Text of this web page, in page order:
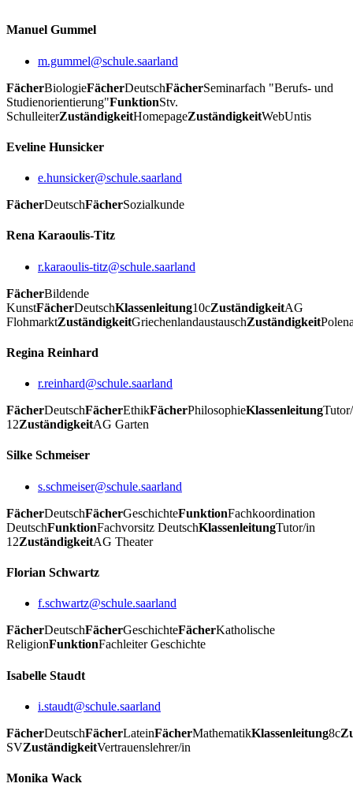
Manuel Gummel
m.gummel@schule.saarland
FächerBiologieFächerDeutschFächerSeminarfach "Berufs- und
Studienorientierung"FunktionStv.
SchulleiterZuständigkeitHomepageZuständigkeitWebUntis
Eveline Hunsicker
e.hunsicker@schule.saarland
FächerDeutschFächerSozialkunde
Rena Karaoulis-Titz
r.karaoulis-titz@schule.saarland
FächerBildende
KunstFächerDeutschKlassenleitung10cZuständigkeitAG
FlohmarktZuständigkeitGriechenlandaustauschZuständigkeit
Regina Reinhard
r.reinhard@schule.saarland
FächerDeutschFächerEthikFächerPhilosophieKlassenleitung
12ZuständigkeitAG Garten
Silke Schmeiser
s.schmeiser@schule.saarland
FächerDeutschFächerGeschichteFunktionFachkoordination
DeutschFunktionFachvorsitz DeutschKlassenleitungTutor/in
12ZuständigkeitAG Theater
Florian Schwartz
f.schwartz@schule.saarland
FächerDeutschFächerGeschichteFächerKatholische
ReligionFunktionFachleiter Geschichte
Isabelle Staudt
i.staudt@schule.saarland
FächerDeutschFächerLateinFächerMathematikKlassenleitung8c
SVZuständigkeitVertrauenslehrer/in
Monika Wack